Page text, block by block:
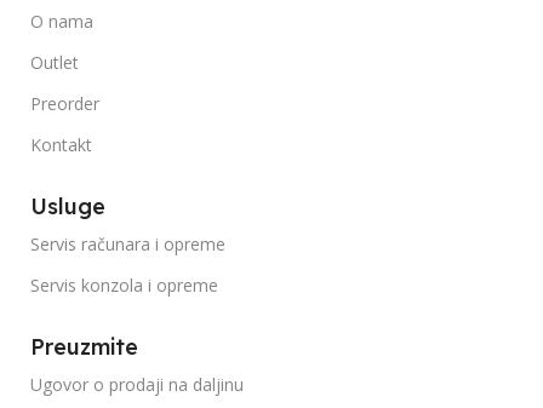
O nama
Outlet
Preorder
Kontakt
Usluge
Servis računara i opreme
Servis konzola i opreme
Preuzmite
Ugovor o prodaji na daljinu